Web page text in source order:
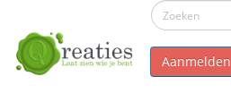
Aanmelden